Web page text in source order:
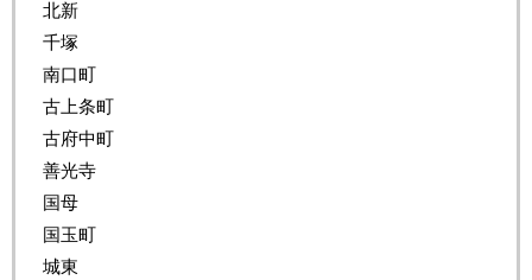
北新
千塚
南口町
古上条町
古府中町
善光寺
国母
国玉町
城東